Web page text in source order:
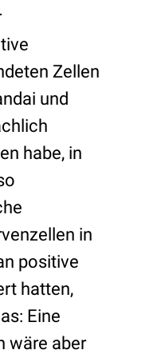
Zellen
und
habe, in
in
positive
hatten,
Eine
wäre aber